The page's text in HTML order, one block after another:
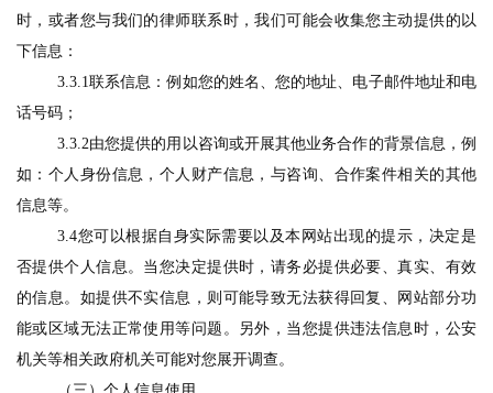
时，或者您与我们的律师联系时，我们可能会收集您主动提供的以
下信息：
3.3.1联系信息：例如您的姓名、您的地址、电子邮件地址和电
话号码；
3.3.2由您提供的用以咨询或开展其他业务合作的背景信息，例
如：个人身份信息，个人财产信息，与咨询、合作案件相关的其他
信息等。
3.4您可以根据自身实际需要以及本网站出现的提示，决定是
否提供个人信息。当您决定提供时，请务必提供必要、真实、有效
的信息。如提供不实信息，则可能导致无法获得回复、网站部分功
能或区域无法正常使用等问题。另外，当您提供违法信息时，公安
机关等相关政府机关可能对您展开调查。